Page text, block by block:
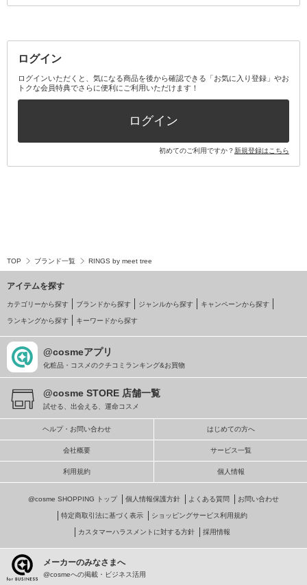
ログイン
ログインいただくと、気になる商品を後から確認できる「お気に入り登録」やお
トクな会員特典でさらに便利にご利用いただけます！
ログイン
初めてのご利用ですか？新規登録はこちら
TOP ブランド一覧 RINGS by meet tree
アイテムを探す
カテゴリーから探す ブランドから探す ジャンルから探す キャンペーンから探す
ランキングから探す キーワードから探す
@cosmeアプリ
化粧品・コスメのクチコミランキング&お買物
@cosme STORE 店舗一覧
試せる、出会える、運命コスメ
ヘルプ・お問い合わせ はじめての方へ
会社概要 サービス一覧
利用規約 個人情報
@cosme SHOPPING トップ 個人情報保護方針 よくある質問 お問い合わせ
特定商取引法に基づく表示 ショッピングサービス利用規約
カスタマーハラスメントに対する方針 採用情報
メーカーのみなさまへ
@cosmeへの掲載・ビジネス活用